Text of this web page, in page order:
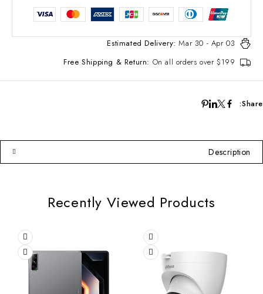
Estimated Delivery: Mar 30 - Apr 03
Free Shipping & Return: On all orders over $199
Share:
Description
Recently Viewed Products